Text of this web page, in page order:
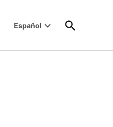
Español
menu
Open
Search